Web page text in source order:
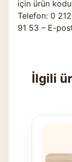
için ürün
Telefon: 0
91 53 – E-
İlgili